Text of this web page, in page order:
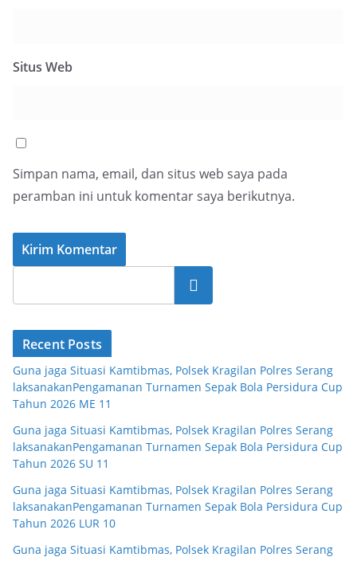
Situs Web
Simpan nama, email, dan situs web saya pada
peramban ini untuk komentar saya berikutnya.
Cari
Recent Posts
Guna jaga Situasi Kamtibmas, Polsek Kragilan Polres Serang
laksanakanPengamanan Turnamen Sepak Bola Persidura Cup
Tahun 2026 ME 11
Guna jaga Situasi Kamtibmas, Polsek Kragilan Polres Serang
laksanakanPengamanan Turnamen Sepak Bola Persidura Cup
Tahun 2026 SU 11
Guna jaga Situasi Kamtibmas, Polsek Kragilan Polres Serang
laksanakanPengamanan Turnamen Sepak Bola Persidura Cup
Tahun 2026 LUR 10
Guna jaga Situasi Kamtibmas, Polsek Kragilan Polres Serang